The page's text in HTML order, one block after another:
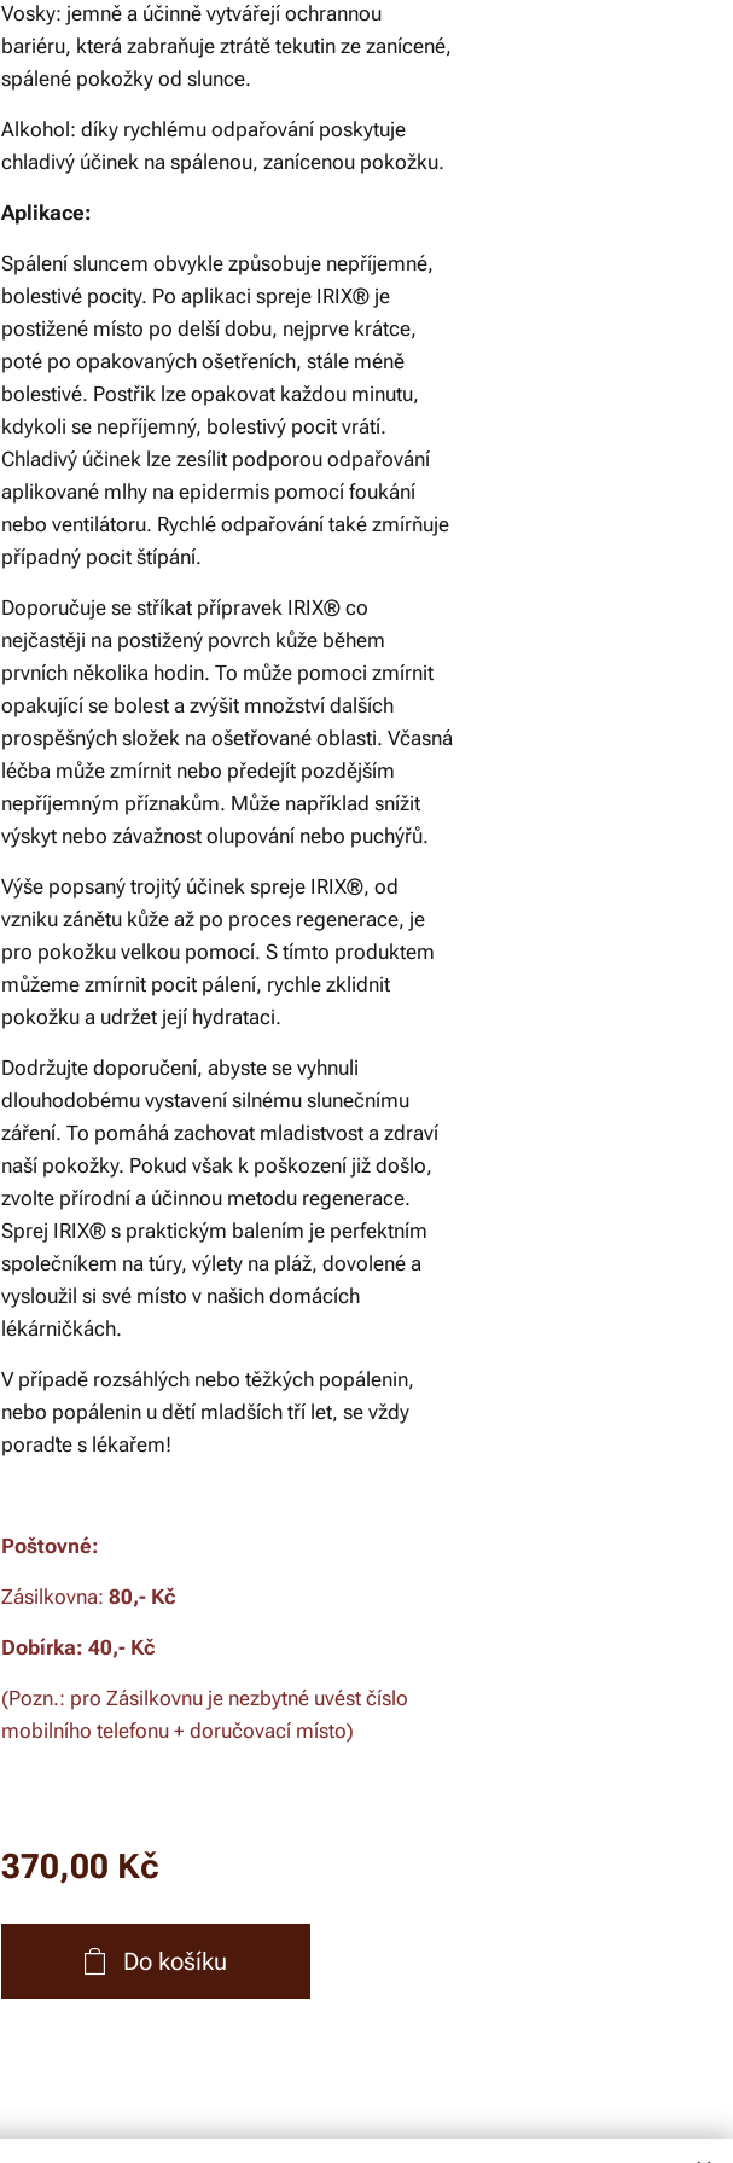
Vosky: jemně a účinně vytvářejí ochrannou
bariéru, která zabraňuje ztrátě tekutin ze zanícené,
spálené pokožky od slunce.
Alkohol: díky rychlému odpařování poskytuje
chladivý účinek na spálenou, zanícenou pokožku.
Aplikace:
Spálení sluncem obvykle způsobuje nepříjemné,
bolestivé pocity. Po aplikaci spreje IRIX® je
postižené místo po delší dobu, nejprve krátce,
poté po opakovaných ošetřeních, stále méně
bolestivé. Postřik lze opakovat každou minutu,
kdykoli se nepříjemný, bolestivý pocit vrátí.
Chladivý účinek lze zesílit podporou odpařování
aplikované mlhy na epidermis pomocí foukání
nebo ventilátoru. Rychlé odpařování také zmírňuje
případný pocit štípání.
Doporučuje se stříkat přípravek IRIX® co
nejčastěji na postižený povrch kůže během
prvních několika hodin. To může pomoci zmírnit
opakující se bolest a zvýšit množství dalších
prospěšných složek na ošetřované oblasti. Včasná
léčba může zmírnit nebo předejít pozdějším
nepříjemným příznakům. Může například snížit
výskyt nebo závažnost olupování nebo puchýřů.
Výše popsaný trojitý účinek spreje IRIX®, od
vzniku zánětu kůže až po proces regenerace, je
pro pokožku velkou pomocí. S tímto produktem
můžeme zmírnit pocit pálení, rychle zklidnit
pokožku a udržet její hydrataci.
Dodržujte doporučení, abyste se vyhnuli
dlouhodobému vystavení silnému slunečnímu
záření. To pomáhá zachovat mladistvost a zdraví
naší pokožky. Pokud však k poškození již došlo,
zvolte přírodní a účinnou metodu regenerace.
Sprej IRIX® s praktickým balením je perfektním
společníkem na túry, výlety na pláž, dovolené a
vysloužil si své místo v našich domácích
lékárničkách.
V případě rozsáhlých nebo těžkých popálenin,
nebo popálenin u dětí mladších tří let, se vždy
poraďte s lékařem!
Poštovné:
Zásilkovna: 80,- Kč
Dobírka: 40,- Kč
(Pozn.: pro Zásilkovnu je nezbytné uvést číslo
mobilního telefonu + doručovací místo)
370,00 Kč
Do košíku